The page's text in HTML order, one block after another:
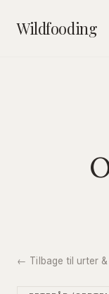
Wildfooding
← Tilbage til urter &